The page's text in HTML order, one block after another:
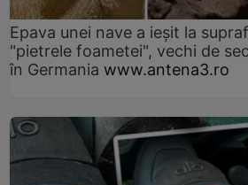
Epava unei nave a ieșit la
"pietrele foametei", vechi de
în Germania www.antena3.ro